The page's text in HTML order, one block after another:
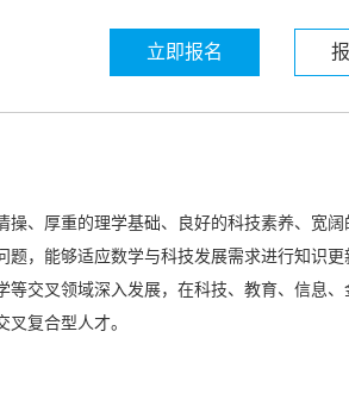
立即报名
操、厚重的理学基础、良好的科技素养、宽
题，能够适应数学与科技发展需求进行知识
等交叉领域深入发展，在科技、教育、信息
复合型人才。